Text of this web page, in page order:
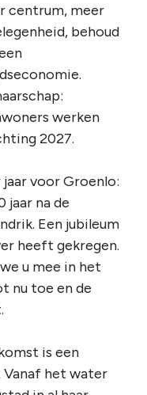
centrum, meer
behoud
werken
2027.
voor Groenlo:
jaar na de
Een jubileum
heeft gekregen.
u mee in het
nu toe en de
is een
Vanaf het water